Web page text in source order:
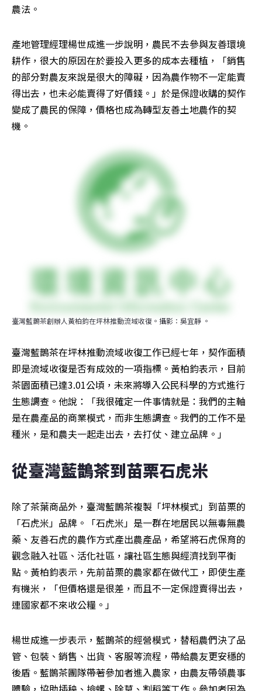
農法。
產地管理經理楊世成進一步說明，農民不去參與友善環境
耕作，很大的原因在於要投入更多的成本去種植，「銷售
的部分對農友來說是很大的障礙，因為農作物不一定能賣
得出去，也未必能賣得了好價錢。」於是保證收購的契作
變成了農民的保障，價格也成為轉型友善土地農作的契
機。
臺灣藍鵲茶創辦人黃柏鈞在坪林推動流域收復。攝影：吳宜靜 。
臺灣藍鵲茶在坪林推動流域收復工作已經七年，契作面積
即是流域收復是否有成效的一項指標。黃柏鈞表示，目前
茶園面積已達3.01公頃，未來將導入公民科學的方式進行
生態調查。他說：「我很確定一件事情就是：我們的主軸
是在農產品的商業模式，而非生態調查。我們的工作不是
種米，是和農夫一起走出去，去打仗、建立品牌。」
從臺灣藍鵲茶到苗栗石虎米
除了茶葉商品外，臺灣藍鵲茶複製「坪林模式」到苗栗的
「石虎米」品牌。「石虎米」是一群在地居民以無毒無農
藥、友善石虎的農作方式產出農產品，希望將石虎保育的
觀念融入社區、活化社區，讓社區生態與經濟找到平衡
點。黃柏鈞表示，先前苗栗的農家都在做代工，即使生產
有機米，「但價格還是很差，而且不一定保證賣得出去，
連國家都不來收公糧。」
楊世成進一步表示，藍鵲茶的經營模式，替稻農們決了品
管、包裝、銷售、出貨、客服等流程，帶給農友更安穩的
後盾。藍鵲茶團隊帶著參加者進入農家，由農友帶領農事